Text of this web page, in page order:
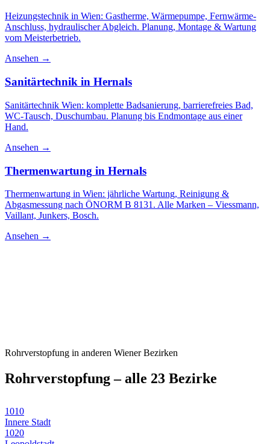
Heizungstechnik in Wien: Gastherme, Wärmepumpe, Fernwärme-
Anschluss, hydraulischer Abgleich. Planung, Montage & Wartung
vom Meisterbetrieb.
Ansehen →
Sanitärtechnik in Hernals
Sanitärtechnik Wien: komplette Badsanierung, barrierefreies Bad,
WC-Tausch, Duschumbau. Planung bis Endmontage aus einer
Hand.
Ansehen →
Thermenwartung in Hernals
Thermenwartung in Wien: jährliche Wartung, Reinigung &
Abgasmessung nach ÖNORM B 8131. Alle Marken – Viessmann,
Vaillant, Junkers, Bosch.
Ansehen →
Rohrverstopfung in anderen Wiener Bezirken
Rohrverstopfung– alle 23 Bezirke
1010
Innere Stadt
1020